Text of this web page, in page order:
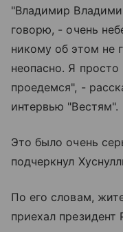
"Владимир
говорю, - очень
никому об этом не
неопасно. Я
проедемся", -
интервью "Вестям".
Это было очень
подчеркнул
По его словам,
приехал президент